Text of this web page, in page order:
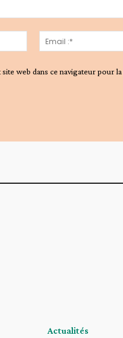
:*
web dans ce navigateur pour
Actualités